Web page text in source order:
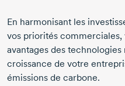
En harmonisant les
vos priorités
avantages des
croissance de votre
émissions de carbone.